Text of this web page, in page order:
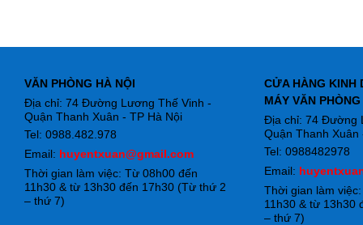
VĂN PHÒNG HÀ NỘI
Địa chỉ: 74 Đường Lương Thế Vinh -
Quận Thanh Xuân - TP Hà Nội
Tel: 0988.482.978
Email: huyentxuan@gmail.com
Thời gian làm việc: Từ 08h00 đến
11h30 & từ 13h30 đến 17h30 (Từ thứ 2
– thứ 7)
CỬA HÀNG KINH
MÁY VĂN PHÒNG
Địa chỉ: 74 Đường
Quận Thanh Xuân
Tel: 0988482978
Email:
Thời gian làm
11h30 & từ 13h30
– thứ 7)